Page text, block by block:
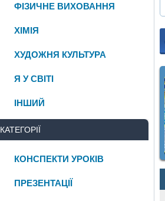
ФІЗИЧНЕ ВИХОВАННЯ
ХІМІЯ
ХУДОЖНЯ КУЛЬТУРА
Я У СВІТІ
ІНШИЙ
КАТЕГОРІЇ
КОНСПЕКТИ УРОКІВ
ПРЕЗЕНТАЦІЇ